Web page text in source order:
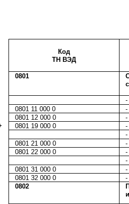
Код
ТН ВЭД
0801
-
0801 11 000 0
-
0801 12 000 0
-
0801 19 000 0
-
-
0801 21 000 0
-
0801 22 000 0
-
-
0801 31 000 0
-
0801 32 000 0
-
0802